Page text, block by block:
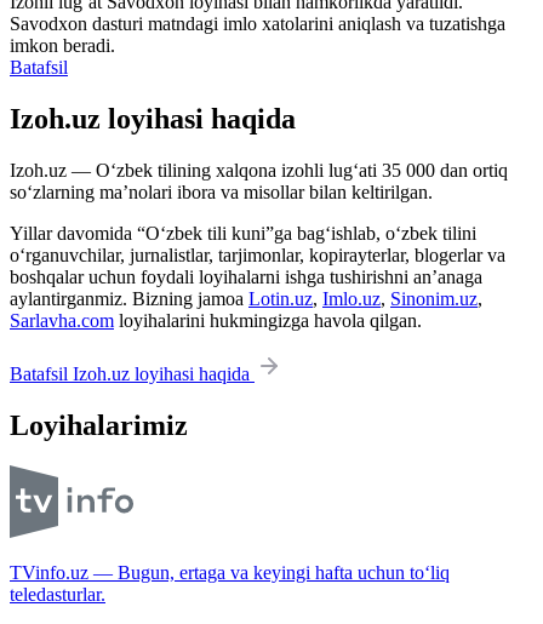
Savodxon dasturi matndagi imlo xatolarini aniqlash va tuzatishga
imkon beradi.
Batafsil
Izoh.uz loyihasi haqida
Izoh.uz — O‘zbek tilining xalqona izohli lug‘ati 35 000 dan ortiq
so‘zlarning ma’nolari ibora va misollar bilan keltirilgan.
Yillar davomida “O‘zbek tili kuni”ga bag‘ishlab, o‘zbek tilini
o‘rganuvchilar, jurnalistlar, tarjimonlar, kopirayterlar, blogerlar va
boshqalar uchun foydali loyihalarni ishga tushirishni an’anaga
aylantirganmiz. Bizning jamoa Lotin.uz, Imlo.uz, Sinonim.uz,
Sarlavha.com loyihalarini hukmingizga havola qilgan.
Batafsil Izoh.uz loyihasi haqida
Loyihalarimiz
TVinfo.uz — Bugun, ertaga va keyingi hafta uchun to‘liq
teledasturlar.